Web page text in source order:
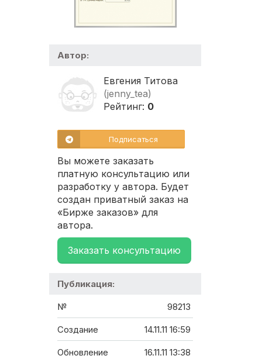
Автор:
Евгения Титова
(jenny_tea)
Рейтинг: 0
Подписаться
Вы можете заказать
платную консультацию или
разработку у автора. Будет
создан приватный заказ на
«Бирже заказов» для
автора.
Заказать консультацию
Публикация:
№ 98213
Создание 14.11.11 16:59
Обновление 16.11.11 13:38